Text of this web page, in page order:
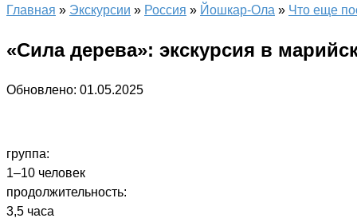
Главная » Экскурсии » Россия » Йошкар-Ола » Что еще
«Сила дерева»: экскурсия в
Обновлено: 01.05.2025
группа:
1–10 человек
продолжительность:
3,5 часа